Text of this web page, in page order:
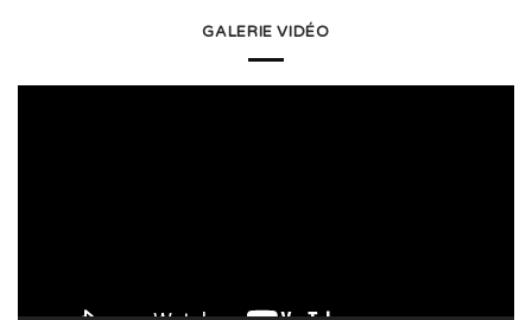
GALERIE VIDÉO